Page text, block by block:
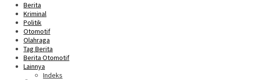
Berita
Kriminal
Politik
Otomotif
Olahraga
Tag Berita
Berita Otomotif
Lainnya
Indeks